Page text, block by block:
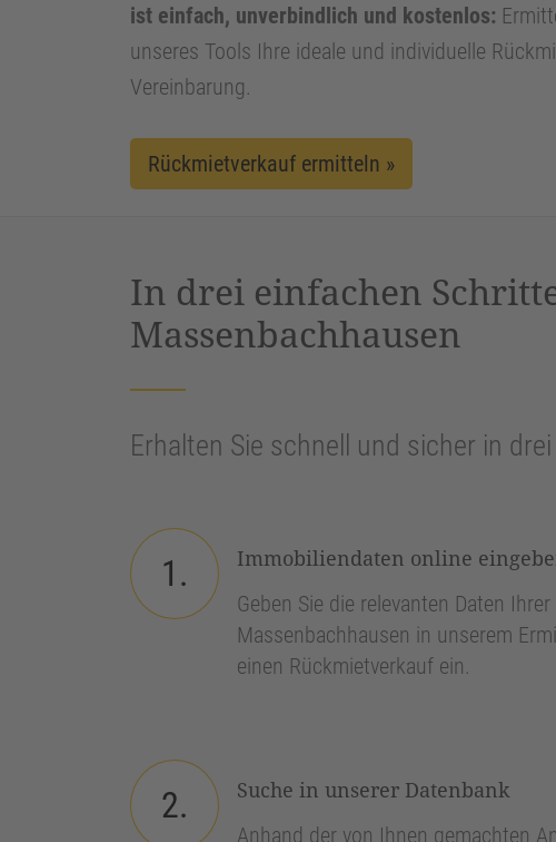
ist einfach, unverbindlich und kostenlos:
unseres Tools Ihre ideale und individuelle
Vereinbarung.
Rückmietverkauf ermitteln »
In drei einfachen
Massenbachhausen
Erhalten Sie schnell und sicher in
1.
Immobiliendaten online
Geben Sie die relevanten Daten
Massenbachhausen in unserem
einen Rückmietverkauf ein.
2.
Suche in unserer Datenbank
Anhand der von Ihnen gemachten